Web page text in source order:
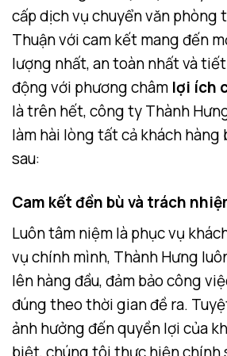
cấp dịch vụ chuyển văn phòng
Thuận với cam kết mang đến
lượng nhất, an toàn nhất và
động với phương châm lợi ích
là trên hết, công ty Thành
làm hài lòng tất cả khách hàng
sau:
Cam kết đền bù và trách
Luôn tâm niệm là phục vụ
vụ chính mình, Thành Hưng
lên hàng đầu, đảm bảo công
đúng theo thời gian đề ra.
ảnh hưởng đến quyền lợi của